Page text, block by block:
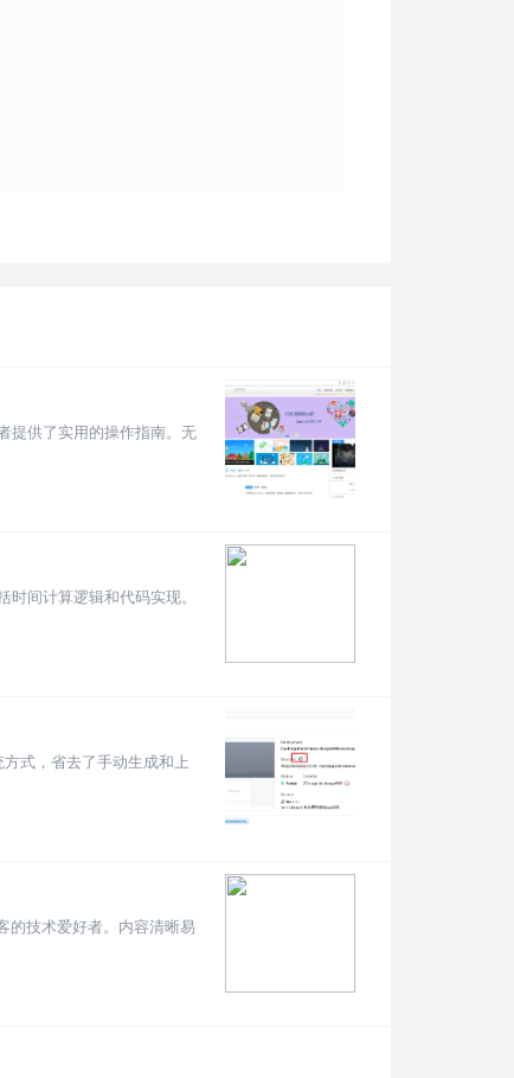
提供了实用的操作指南。无
间计算逻辑和代码实现。
式，省去了手动生成和上
的技术爱好者。内容清晰易